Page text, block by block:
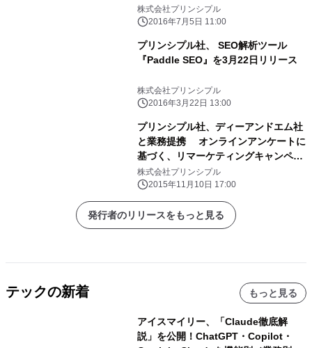
株式会社プリンシプル
2016年7月5日 11:00
プリンシプル社、 SEO解析ツール
『Paddle SEO』を3月22日リリース
株式会社プリンシプル
2016年3月22日 13:00
プリンシプル社、ディーアンドエム社
と業務提携 オンラインアンケートに
基づく、リマーケティングキャンペー
ンが実施可能に
株式会社プリンシプル
2015年11月10日 17:00
発行者のリリースをもっと見る
テックの新着 もっと見る
アイスマイリー、「Claude徹底解
説」を公開！ChatGPT・Copilot・